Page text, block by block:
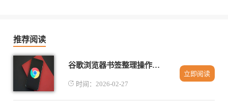
推荐阅读
谷歌浏览器书签整理操作提升办公效率完整方法
时间：2026-02-27
立即阅读